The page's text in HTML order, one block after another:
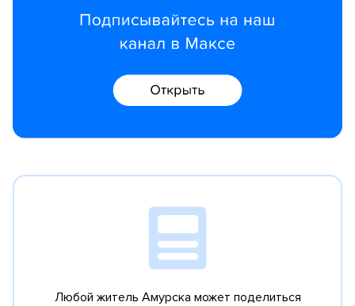
Любой житель Амурска может поделиться